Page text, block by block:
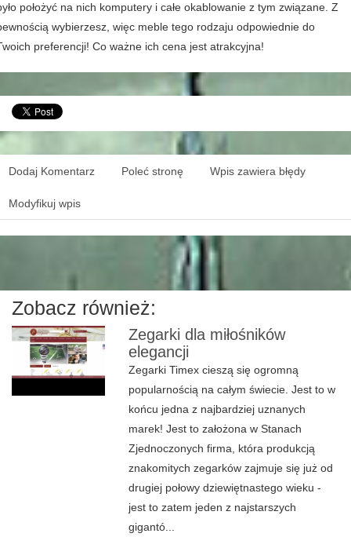
położyć na nich komputery i całe okablowanie z tym związane. Z
wybierzesz, więc meble tego rodzaju odpowiednie do
preferencji! Co ważne ich cena jest atrakcyjna!
Dodaj Komentarz Poleć stronę Wpis zawiera błędy
Modyfikuj wpis
Zobacz również:
Zegarki dla miłośników
elegancji
Zegarki Timex cieszą się ogromną
popularnością na całym świecie. Jest to w
końcu jedna z najbardziej uznanych
marek! Jest to założona w Stanach
Zjednoczonych firma, która produkcją
znakomitych zegarków zajmuje się już od
drugiej połowy dziewiętnastego wieku -
jest to zatem jeden z najstarszych
gigantó...